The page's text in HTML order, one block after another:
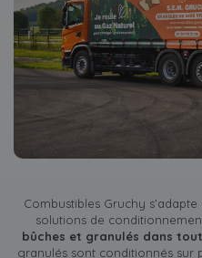
Combustibles Gruchy
solutions de
bûches et granulés dans
granulés sont conditionnés sur